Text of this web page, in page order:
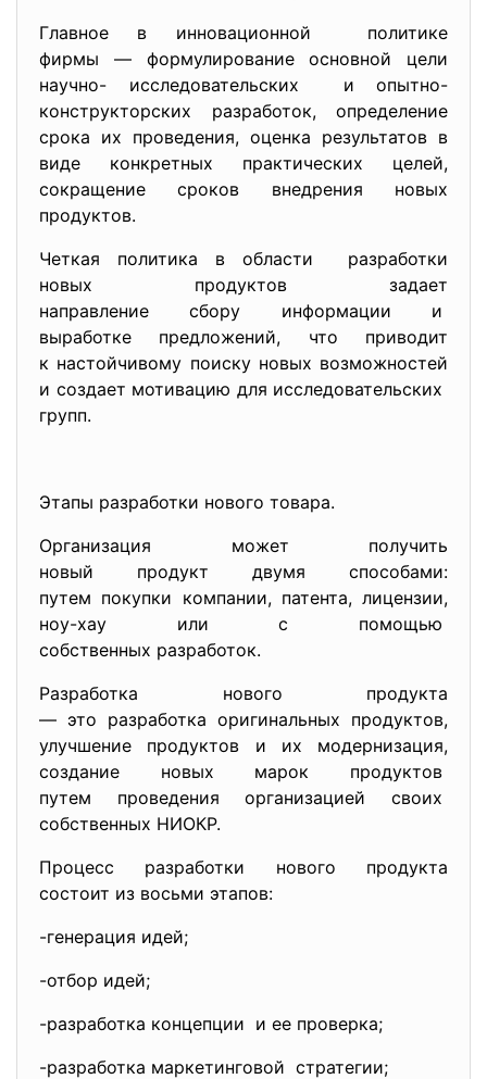
Главное в инновационной политике
фирмы — формулирование основной цели
научно- исследовательских и опытно-
конструкторских разработок, определение
срока их проведения, оценка результатов в
виде конкретных практических целей,
сокращение сроков внедрения новых
продуктов.
Четкая политика в области разработки
новых продуктов задает
направление сбору информации и
выработке предложений, что приводит
к настойчивому поиску новых возможностей
и создает мотивацию для исследовательских
групп.
Этапы разработки нового товара.
Организация может получить
новый продукт двумя способами:
путем покупки компании, патента, лицензии,
ноу-хау или с помощью
собственных разработок.
Разработка нового продукта
— это разработка оригинальных продуктов,
улучшение продуктов и их модернизация,
создание новых марок продуктов
путем проведения организацией своих
собственных НИОКР.
Процесс разработки нового продукта
состоит из восьми этапов:
-генерация идей;
-отбор идей;
-разработка концепции и ее проверка;
-разработка маркетинговой стратегии;